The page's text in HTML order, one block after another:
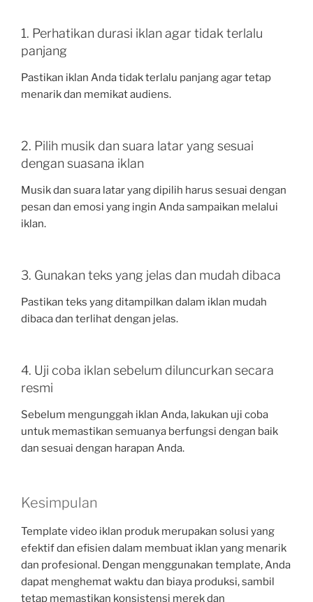
1. Perhatikan durasi iklan agar tidak terlalu
panjang
Pastikan iklan Anda tidak terlalu panjang agar tetap
menarik dan memikat audiens.
2. Pilih musik dan suara latar yang sesuai
dengan suasana iklan
Musik dan suara latar yang dipilih harus sesuai dengan
pesan dan emosi yang ingin Anda sampaikan melalui
iklan.
3. Gunakan teks yang jelas dan mudah dibaca
Pastikan teks yang ditampilkan dalam iklan mudah
dibaca dan terlihat dengan jelas.
4. Uji coba iklan sebelum diluncurkan secara
resmi
Sebelum mengunggah iklan Anda, lakukan uji coba
untuk memastikan semuanya berfungsi dengan baik
dan sesuai dengan harapan Anda.
Kesimpulan
Template video iklan produk merupakan solusi yang
efektif dan efisien dalam membuat iklan yang menarik
dan profesional. Dengan menggunakan template, Anda
dapat menghemat waktu dan biaya produksi, sambil
tetap memastikan konsistensi merek dan